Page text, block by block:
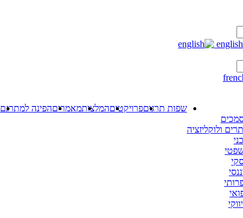
ולוקליזציה
שפות תרגוםפרויקטיםהמלצותמאמריםהפינה למתרגם